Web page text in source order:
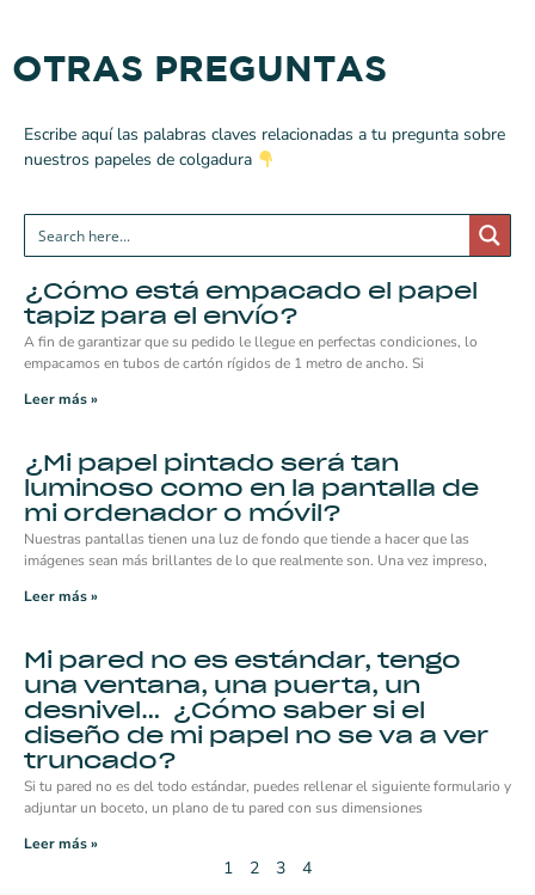
OTRAS PREGUNTAS
Escribe aquí las palabras claves relacionadas a tu pregunta sobre
nuestros papeles de colgadura
¿Cómo está empacado el papel
tapiz para el envío?
A fin de garantizar que su pedido le llegue en perfectas condiciones, lo
empacamos en tubos de cartón rígidos de 1 metro de ancho. Si
Leer más »
¿Mi papel pintado será tan
luminoso como en la pantalla de
mi ordenador o móvil?
Nuestras pantallas tienen una luz de fondo que tiende a hacer que las
imágenes sean más brillantes de lo que realmente son. Una vez impreso,
Leer más »
Mi pared no es estándar, tengo
una ventana, una puerta, un
desnivel… ¿Cómo saber si el
diseño de mi papel no se va a ver
truncado?
Si tu pared no es del todo estándar, puedes rellenar el siguiente formulario y
adjuntar un boceto, un plano de tu pared con sus dimensiones
Leer más »
1 2 3 4